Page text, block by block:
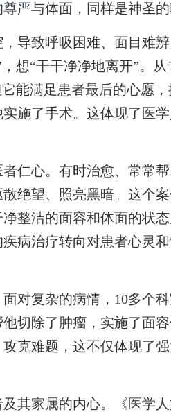
尊严与体面，同样是神圣
导致呼吸困难、面目难
想“干干净净地离开”。从
能满足患者最后的心愿，
施了手术。这体现了医
心。有时治愈、常常帮
绝望、照亮黑暗。这个
整洁的面容和体面的状
病治疗转向对患者心灵
复杂的病情，10多个科
切除了肿瘤，实施了面
克难题，这不仅体现了
家属的内心。《医学人